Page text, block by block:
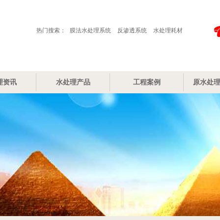
热门搜索： 膜法水处理系统 反渗透系统 水处理耗材
资讯 水处理产品 工程案例 原水处